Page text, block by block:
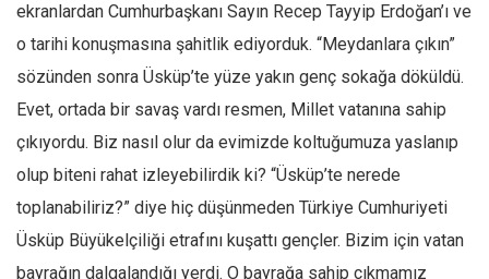
ekranlardan Cumhurbaşkanı Sayın Recep Tayyip Erdoğan’ı ve
o tarihi konuşmasına şahitlik ediyorduk. “Meydanlara çıkın”
sözünden sonra Üsküp’te yüze yakın genç sokağa döküldü.
Evet, ortada bir savaş vardı resmen, Millet vatanına sahip
çıkıyordu. Biz nasıl olur da evimizde koltuğumuza yaslanıp
olup biteni rahat izleyebilirdik ki? “Üsküp’te nerede
toplanabiliriz?” diye hiç düşünmeden Türkiye Cumhuriyeti
Üsküp Büyükelçiliği etrafını kuşattı gençler. Bizim için vatan
bayrağın dalgalandığı yerdi. O bayrağa sahip çıkmamız